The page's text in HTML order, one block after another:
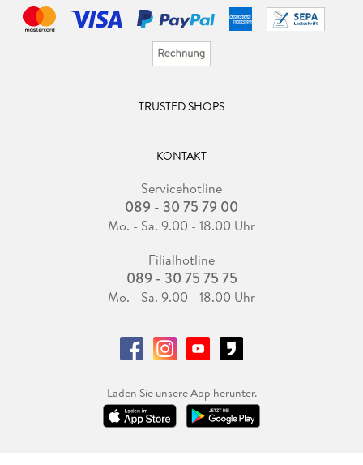
TRUSTED SHOPS
KONTAKT
Servicehotline
089 - 30 75 79 00
Mo. - Sa. 9.00 - 18.00 Uhr
Filialhotline
089 - 30 75 75 75
Mo. - Sa. 9.00 - 18.00 Uhr
Laden Sie unsere App herunter.